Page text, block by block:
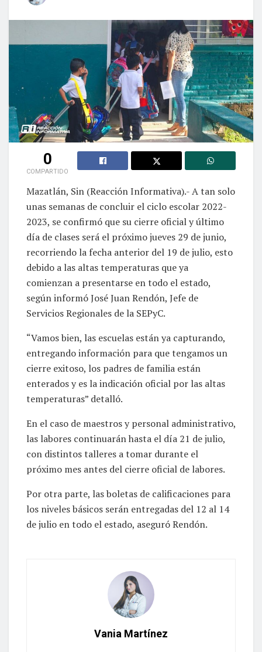
0
COMPARTIDO
Mazatlán, Sin (Reacción Informativa).- A tan solo
unas semanas de concluir el ciclo escolar 2022-
2023, se confirmó que su cierre oficial y último
día de clases será el próximo jueves 29 de junio,
recorriendo la fecha anterior del 19 de julio, esto
debido a las altas temperaturas que ya
comienzan a presentarse en todo el estado,
según informó José Juan Rendón, Jefe de
Servicios Regionales de la SEPyC.
“Vamos bien, las escuelas están ya capturando,
entregando información para que tengamos un
cierre exitoso, los padres de familia están
enterados y es la indicación oficial por las altas
temperaturas” detalló.
En el caso de maestros y personal administrativo,
las labores continuarán hasta el día 21 de julio,
con distintos talleres a tomar durante el
próximo mes antes del cierre oficial de labores.
Por otra parte, las boletas de calificaciones para
los niveles básicos serán entregadas del 12 al 14
de julio en todo el estado, aseguró Rendón.
Vania Martínez